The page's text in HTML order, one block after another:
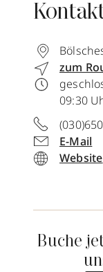
zum
09:30
E-Mail
Website
Buche